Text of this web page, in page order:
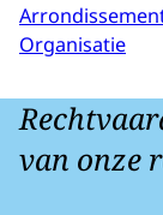
Organisatie
van onze